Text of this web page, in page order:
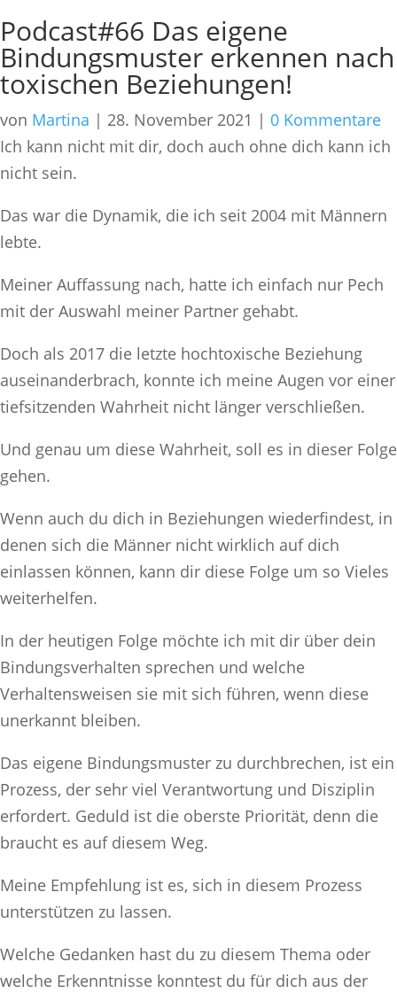
Podcast#66 Das eigene
Bindungsmuster erkennen nach
toxischen Beziehungen!
von Martina | 28. November 2021 | 0 Kommentare
Ich kann nicht mit dir, doch auch ohne dich kann ich
nicht sein.
Das war die Dynamik, die ich seit 2004 mit Männern
lebte.
Meiner Auffassung nach, hatte ich einfach nur Pech
mit der Auswahl meiner Partner gehabt.
Doch als 2017 die letzte hochtoxische Beziehung
auseinanderbrach, konnte ich meine Augen vor einer
tiefsitzenden Wahrheit nicht länger verschließen.
Und genau um diese Wahrheit, soll es in dieser Folge
gehen.
Wenn auch du dich in Beziehungen wiederfindest, in
denen sich die Männer nicht wirklich auf dich
einlassen können, kann dir diese Folge um so Vieles
weiterhelfen.
In der heutigen Folge möchte ich mit dir über dein
Bindungsverhalten sprechen und welche
Verhaltensweisen sie mit sich führen, wenn diese
unerkannt bleiben.
Das eigene Bindungsmuster zu durchbrechen, ist ein
Prozess, der sehr viel Verantwortung und Disziplin
erfordert. Geduld ist die oberste Priorität, denn die
braucht es auf diesem Weg.
Meine Empfehlung ist es, sich in diesem Prozess
unterstützen zu lassen.
Welche Gedanken hast du zu diesem Thema oder
welche Erkenntnisse konntest du für dich aus der